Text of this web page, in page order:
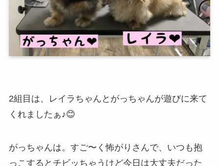
2組目は、レイラちゃんとがっちゃんが遊びに来て
くれましたぁ♪😊
がっちゃんは。すご〜く怖がりさんで、いつも抱
っこするとチビッちゃうけど今日は大丈夫だった